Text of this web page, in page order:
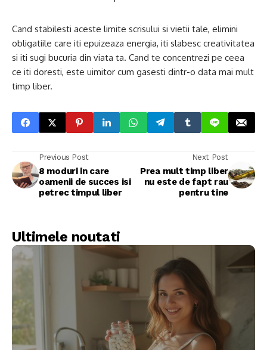
Cand stabilesti aceste limite scrisului si vietii tale, elimini
obligatiile care iti epuizeaza energia, iti slabesc creativitatea
si iti sugi bucuria din viata ta. Cand te concentrezi pe ceea
ce iti doresti, este uimitor cum gasesti dintr-o data mai mult
timp liber.
Previous Post
8 moduri in care
oamenii de succes isi
petrec timpul liber
Next Post
Prea mult timp liber
nu este de fapt rau
pentru tine
Ultimele noutati